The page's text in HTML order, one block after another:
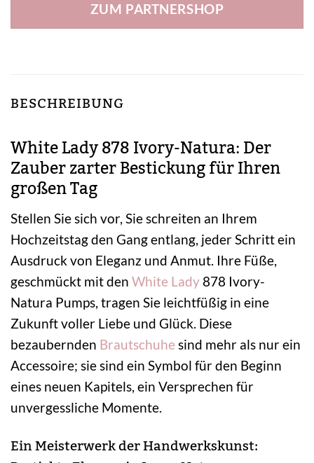
ZUM PARTNERSHOP
BESCHREIBUNG
White Lady 878 Ivory-Natura: Der
Zauber zarter Bestickung für Ihren
großen Tag
Stellen Sie sich vor, Sie schreiten an Ihrem
Hochzeitstag den Gang entlang, jeder Schritt ein
Ausdruck von Eleganz und Anmut. Ihre Füße,
geschmückt mit den White Lady 878 Ivory-
Natura Pumps, tragen Sie leichtfüßig in eine
Zukunft voller Liebe und Glück. Diese
bezaubernden Brautschuhe sind mehr als nur ein
Accessoire; sie sind ein Symbol für den Beginn
eines neuen Kapitels, ein Versprechen für
unvergessliche Momente.
Ein Meisterwerk der Handwerkskunst: